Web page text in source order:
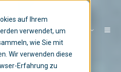
auf Ihrem
verwendet, um
wie Sie mit
Wir verwenden diese
Erfahrung zu